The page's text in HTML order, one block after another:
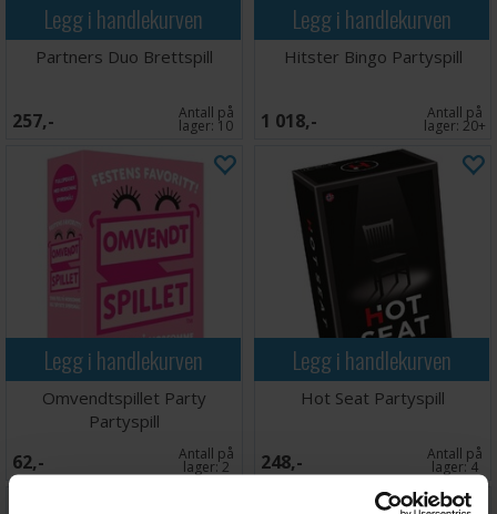
Legg i handlekurven
Partners Duo Brettspill
257,- Antall på
lager: 10
Legg i handlekurven
Hitster Bingo Partyspill
1 018,- Antall på
lager: 20+
Legg i handlekurven
Omvendtspillet Party
Partyspill
62,- Antall på
lager:2
Legg i handlekurven
Hot Seat Partyspill
248,- Antall på
lager:4